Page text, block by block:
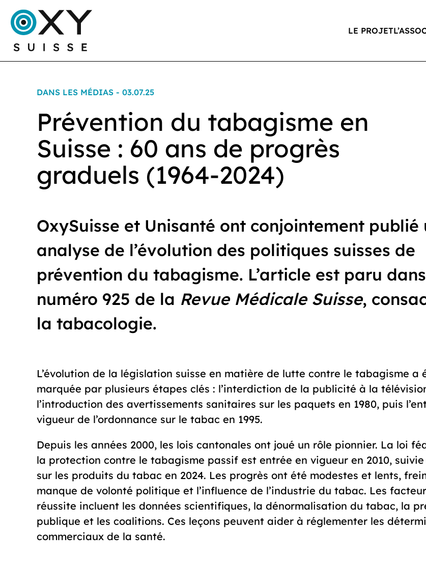
LE PROJET
DANS LES MÉDIAS - 03.07.25
Prévention du tabagisme en
Suisse : 60 ans de progrès
graduels (1964-2024)
OxySuisse et Unisanté ont conjointement publié
analyse de l’évolution des politiques suisses de
prévention du tabagisme. L’article est paru
numéro 925 de la Revue Médicale Suisse,
la tabacologie.
L’évolution de la législation suisse en matière de lutte contre le tabagisme a
marquée par plusieurs étapes clés : l’interdiction de la publicité à la
l’introduction des avertissements sanitaires sur les paquets en 1980, puis
vigueur de l’ordonnance sur le tabac en 1995.
Depuis les années 2000, les lois cantonales ont joué un rôle pionnier. La loi
la protection contre le tabagisme passif est entrée en vigueur en 2010,
sur les produits du tabac en 2024. Les progrès ont été modestes et lents,
manque de volonté politique et l’influence de l’industrie du tabac. Les
réussite incluent les données scientifiques, la dénormalisation du tabac, la
publique et les coalitions. Ces leçons peuvent aider à réglementer les
commerciaux de la santé.